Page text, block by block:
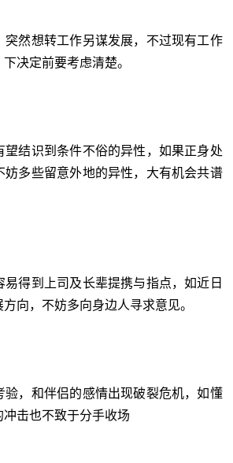
突然想转工作另谋发展，不过现有工作
决定前要考虑清楚。
望结识到条件不俗的异性，如果正身处
妨多些留意外地的异性，大有机会共谱
得到上司及长辈提携与指点，如近日
向，不妨多向身边人寻求意见。
验，和伴侣的感情出现破裂危机，如懂
击也不致于分手收场